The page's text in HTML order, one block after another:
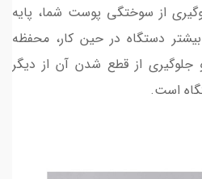
از سوختگی پوست شما، پایه
دستگاه در حین کار، محفظه
از قطع شدن آن از دیگر
است.